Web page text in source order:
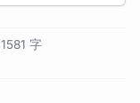
1581 字